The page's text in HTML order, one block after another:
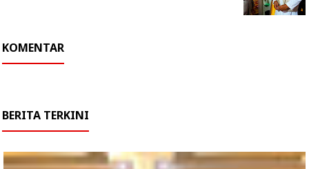
KOMENTAR
BERITA TERKINI